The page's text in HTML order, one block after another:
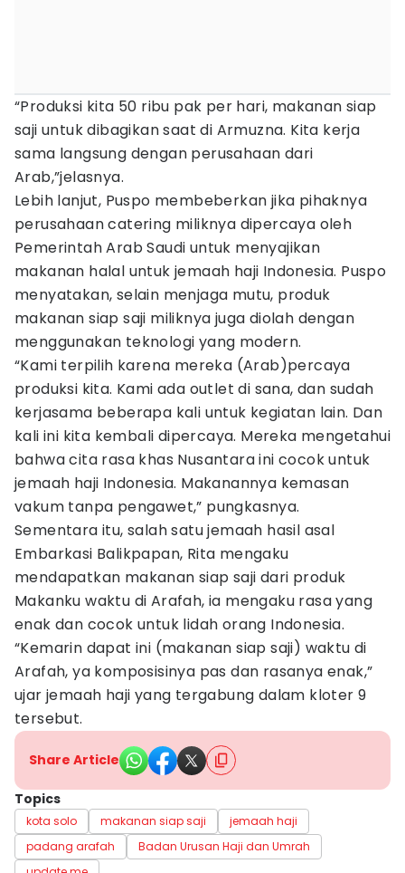
“Produksi kita 50 ribu pak per hari, makanan siap
saji untuk dibagikan saat di Armuzna. Kita kerja
sama langsung dengan perusahaan dari
Arab,”jelasnya.
Lebih lanjut, Puspo membeberkan jika pihaknya
perusahaan catering miliknya dipercaya oleh
Pemerintah Arab Saudi untuk menyajikan
makanan halal untuk jemaah haji Indonesia. Puspo
menyatakan, selain menjaga mutu, produk
makanan siap saji miliknya juga diolah dengan
menggunakan teknologi yang modern.
“Kami terpilih karena mereka (Arab)percaya
produksi kita. Kami ada outlet di sana, dan sudah
kerjasama beberapa kali untuk kegiatan lain. Dan
kali ini kita kembali dipercaya. Mereka mengetahui
bahwa cita rasa khas Nusantara ini cocok untuk
jemaah haji Indonesia. Makanannya kemasan
vakum tanpa pengawet,” pungkasnya.
Sementara itu, salah satu jemaah hasil asal
Embarkasi Balikpapan, Rita mengaku
mendapatkan makanan siap saji dari produk
Makanku waktu di Arafah, ia mengaku rasa yang
enak dan cocok untuk lidah orang Indonesia.
“Kemarin dapat ini (makanan siap saji) waktu di
Arafah, ya komposisinya pas dan rasanya enak,”
ujar jemaah haji yang tergabung dalam kloter 9
tersebut.
Share Article
Topics
kota solo makanan siap saji
jemaah haji
padang arafah
Badan Urusan Haji dan Umrah